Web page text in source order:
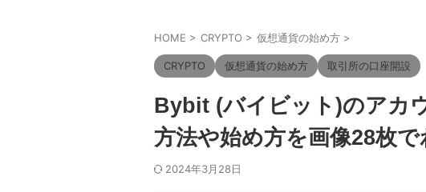
HOME > CRYPTO > 仮想通貨の始め方 >
CRYPTO 仮想通貨の始め方 取引所の口座開設
Bybit (バイビット)のアカ
方法や始め方を画像28枚
2024年3月28日